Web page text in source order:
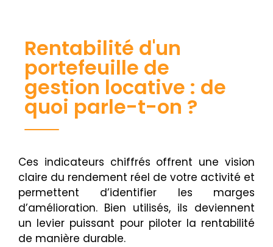
Rentabilité d'un
portefeuille de
gestion locative : de
quoi parle-t-on ?
Ces indicateurs chiffrés offrent une vision
claire du rendement réel de votre activité et
permettent d’identifier les marges
d’amélioration. Bien utilisés, ils deviennent
un levier puissant pour piloter la rentabilité
de manière durable.